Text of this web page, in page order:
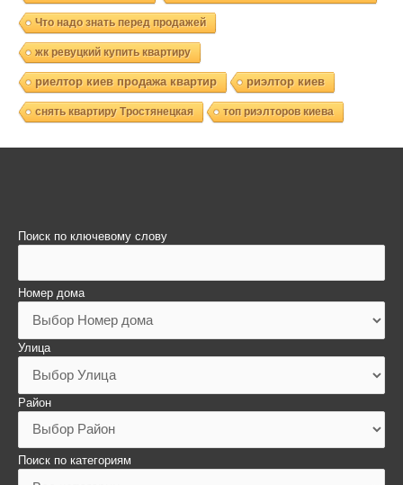
Что надо знать перед продажей
жк ревуцкий купить квартиру
риелтор киев продажа квартир риэлтор киев
снять квартиру Тростянецкая топ риэлторов киева
Поиск по ключевому слову
Номер дома
Улица
Район
Поиск по категориям